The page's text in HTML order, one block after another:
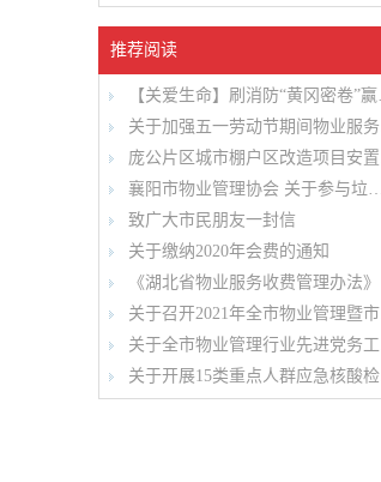
推荐阅读
【关爱生命】刷消防“黄冈密卷”赢大礼
关于加强五一劳动节期间物业服务行业安全 管理工作的通知
庞公片区城市棚户区改造项目安置房1#地块及2#地块项目前期物业服务开标结果公示
襄阳市物业管理协会 关于参与垃圾分类工作的倡议书
致广大市民朋友一封信
关于缴纳2020年会费的通知
《湖北省物业服务收费管理办法》
关于召开2021年全市物业管理暨市物协全体会员大会工作会议的通知
关于全市物业管理行业先进党务工作拟表彰对象的公示
关于开展15类重点人群应急核酸检测的通知